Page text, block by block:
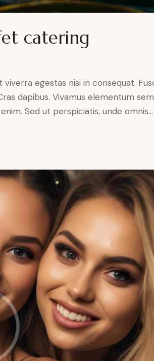
catering
egestas nisi in consequat.
dapibus. Vivamus elementum
Sed ut perspiciatis, unde omnis…